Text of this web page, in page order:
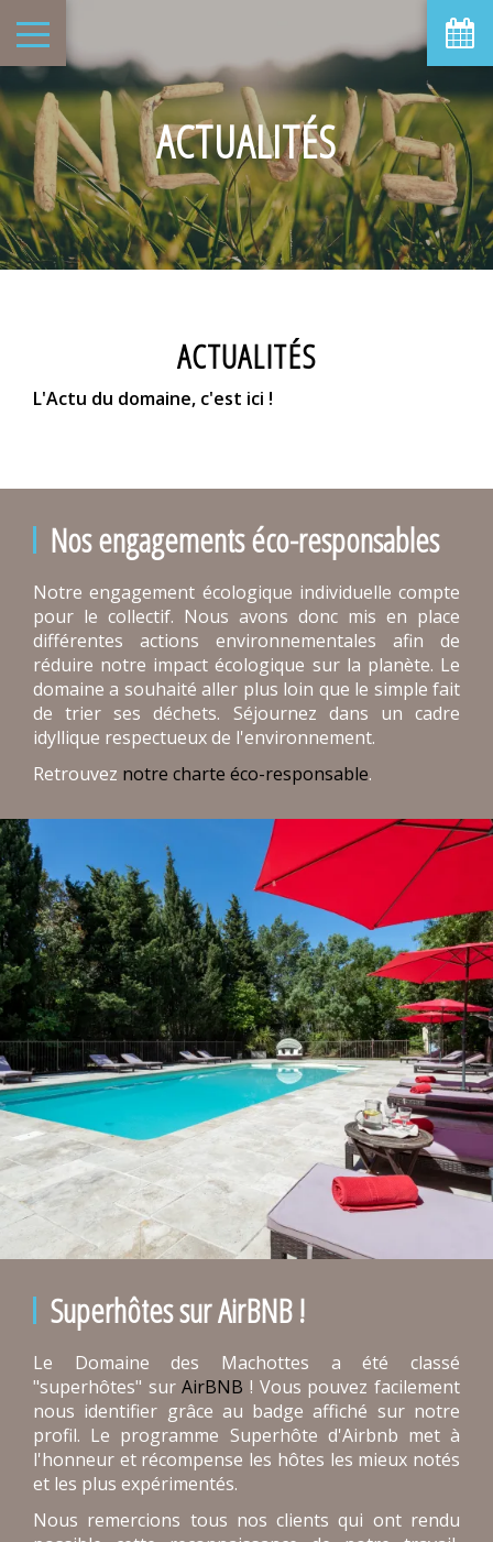
ACTUALITÉS
ACTUALITÉS
L'Actu du domaine, c'est ici !
Nos engagements éco-responsables
Notre engagement écologique individuelle compte
pour le collectif. Nous avons donc mis en place
différentes actions environnementales afin de
réduire notre impact écologique sur la planète. Le
domaine a souhaité aller plus loin que le simple fait
de trier ses déchets. Séjournez dans un cadre
idyllique respectueux de l'environnement.
Retrouvez notre charte éco-responsable.
Superhôtes sur AirBNB !
Le Domaine des Machottes a été classé
"superhôtes" surAirBNB ! Vous pouvez facilement
nous identifier grâce au badge affiché sur notre
profil. Le programme Superhôte d'Airbnb met à
l'honneur et récompense les hôtes les mieux notés
et les plus expérimentés.
Nous remercions tous nos clients qui ont rendu